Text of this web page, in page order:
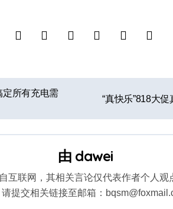
所有充电需
“真快乐”818大
由 dawei
互联网，其相关言论仅代表作者个人观
提交相关链接至邮箱：